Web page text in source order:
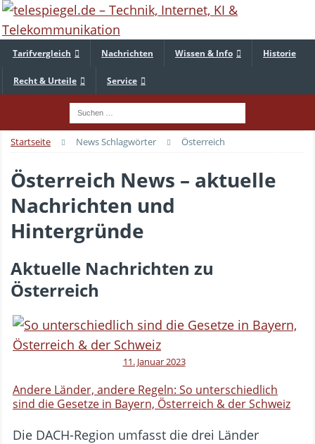
Tarifvergleich Nachrichten Wissen & Info Historie
Recht & Urteile Service
Startseite News Schlagwörter Österreich
Österreich News – aktuelle
Nachrichten und
Hintergründe
Aktuelle Nachrichten zu
Österreich
11. Januar 2023
Andere Länder, andere Regeln: So unterschiedlich
sind die Gesetze in Bayern, Österreich & der Schweiz
Die DACH-Region umfasst die drei Länder